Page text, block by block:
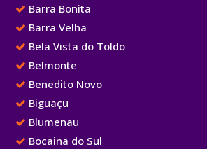
Barra Bonita
Barra Velha
Bela Vista do Toldo
Belmonte
Benedito Novo
Biguaçu
Blumenau
Bocaina do Sul